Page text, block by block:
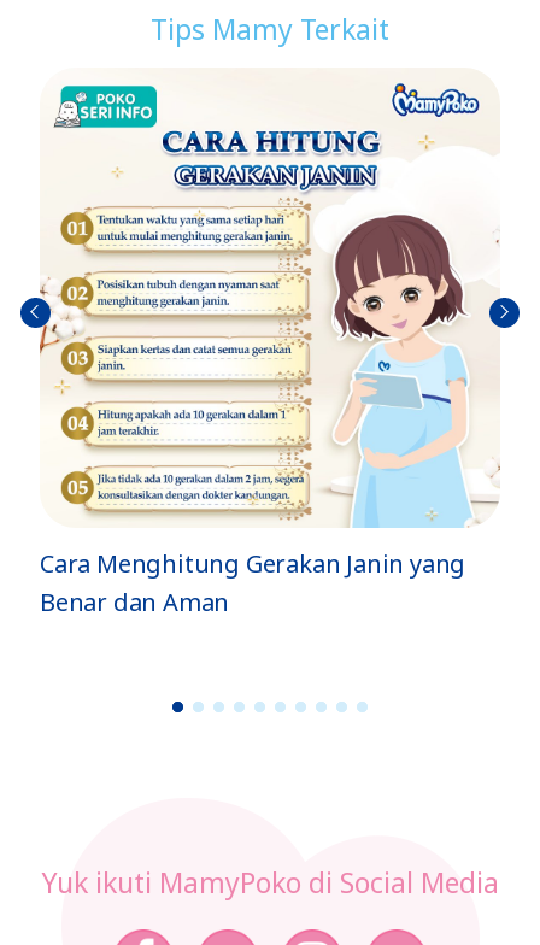
Tips Mamy Terkait
Jenis Gerakan Si Kecil di Dalam Perut
dan Artinya
ก่อน
หน้า
ถัดไป
1 2 3 4 5 6 7 8 9 1
Yuk ikuti MamyPoko di Social Media